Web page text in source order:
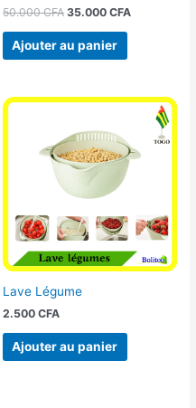
50.000CFA 35.000 CFA
Ajouter au panier
Lave Légume
2.500 CFA
Ajouter au panier